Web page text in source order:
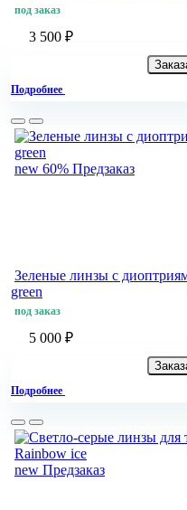
под заказ
3 500 ₽
Подробнее
new 60% Предзаказ
Зеленые линзы с
green
под заказ
5 000 ₽
Подробнее
new Предзаказ